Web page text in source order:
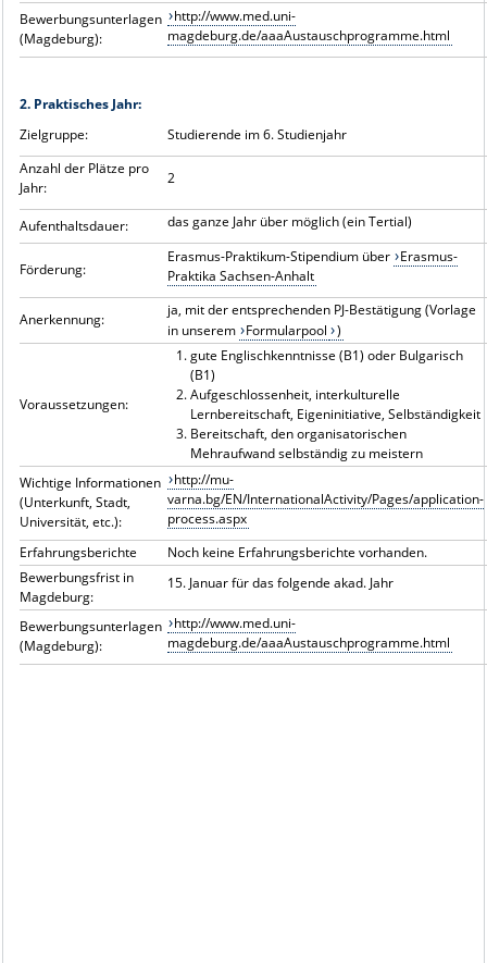
Bewerbungsunterlagen
(Magdeburg):
http://www.med.uni-
magdeburg.de/aaaAustauschprogramme.html
2. Praktisches Jahr:
Zielgruppe:
Studierende im 6. Studienjahr
Anzahl der Plätze pro
Jahr:
2
Aufenthaltsdauer: das ganze Jahr über möglich (ein Tertial)
Förderung:
Erasmus-Praktikum-Stipendium über Erasmus-
Praktika Sachsen-Anhalt
Anerkennung:
ja, mit der entsprechenden PJ-Bestätigung (Vorlage
in unserem Formularpool )
Voraussetzungen:
gute Englischkenntnisse (B1) oder Bulgarisch
(B1)
Aufgeschlossenheit, interkulturelle
Lernbereitschaft, Eigeninitiative, Selbständigkeit
Bereitschaft, den organisatorischen
Mehraufwand selbständig zu meistern
Wichtige Informationen
(Unterkunft, Stadt,
Universität, etc.):
http://mu-
varna.bg/EN/InternationalActivity/Pages/application-
process.aspx
Erfahrungsberichte
Noch keine Erfahrungsberichte vorhanden.
Bewerbungsfrist in
Magdeburg:
15. Januar für das folgende akad. Jahr
Bewerbungsunterlagen
(Magdeburg):
http://www.med.uni-
magdeburg.de/aaaAustauschprogramme.html